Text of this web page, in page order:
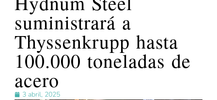
suministrará a
Thyssenkrupp hasta
100.000 toneladas de
acero
3 abril, 2025